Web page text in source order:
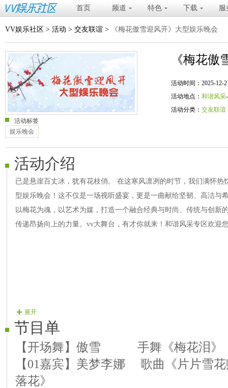
首页 频道 特色 下载 服
VV娱乐社区 > 活动 > 交友联谊 > 《梅花傲雪迎风开》大型娱乐晚会
《梅花
活动时间：2025-12-
活动地点： 和谐风采
活动分类： 交友联谊
活动标签
娱乐晚会
活动介绍
已是悬崖百丈冰，犹有花枝俏。 在这寒风凛冽的时节，我们满怀
型娱乐晚会！这不仅是一场视听盛宴，更是一曲献给坚韧、高洁与
以梅花为魂，以艺术为媒，打造一个融合经典与时尚、传统与创新
传递昂扬向上的力量。vv大舞台，有才你就来！和谐风采专区欢迎
展开
节目单
【开场舞】傲雪 手舞《梅花泪》
【01嘉宾】美梦李娜 歌曲《片片雪
落花》